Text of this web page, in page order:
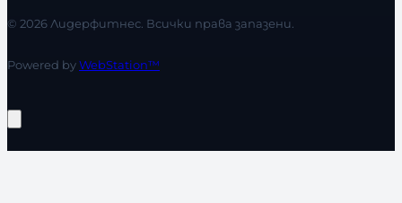
© 2026 Лидерфитнес. Всички права запазени.
Powered byWebStation™